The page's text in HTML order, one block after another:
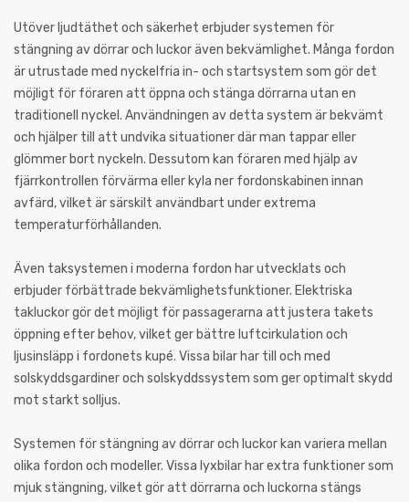
Utöver ljudtäthet och säkerhet erbjuder systemen för
stängning av dörrar och luckor även bekvämlighet. Många fordon
är utrustade med nyckelfria in- och startsystem som gör det
möjligt för föraren att öppna och stänga dörrarna utan en
traditionell nyckel. Användningen av detta system är bekvämt
och hjälper till att undvika situationer där man tappar eller
glömmer bort nyckeln. Dessutom kan föraren med hjälp av
fjärrkontrollen förvärma eller kyla ner fordonskabinen innan
avfärd, vilket är särskilt användbart under extrema
temperaturförhållanden.
Även taksystemen i moderna fordon har utvecklats och
erbjuder förbättrade bekvämlighetsfunktioner. Elektriska
takluckor gör det möjligt för passagerarna att justera takets
öppning efter behov, vilket ger bättre luftcirkulation och
ljusinsläpp i fordonets kupé. Vissa bilar har till och med
solskyddsgardiner och solskyddssystem som ger optimalt skydd
mot starkt solljus.
Systemen för stängning av dörrar och luckor kan variera mellan
olika fordon och modeller. Vissa lyxbilar har extra funktioner som
mjuk stängning, vilket gör att dörrarna och luckorna stängs